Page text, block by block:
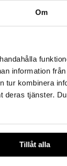
Om
information
tur kombinera
deras tjänster. Du
Tillåt alla
useana